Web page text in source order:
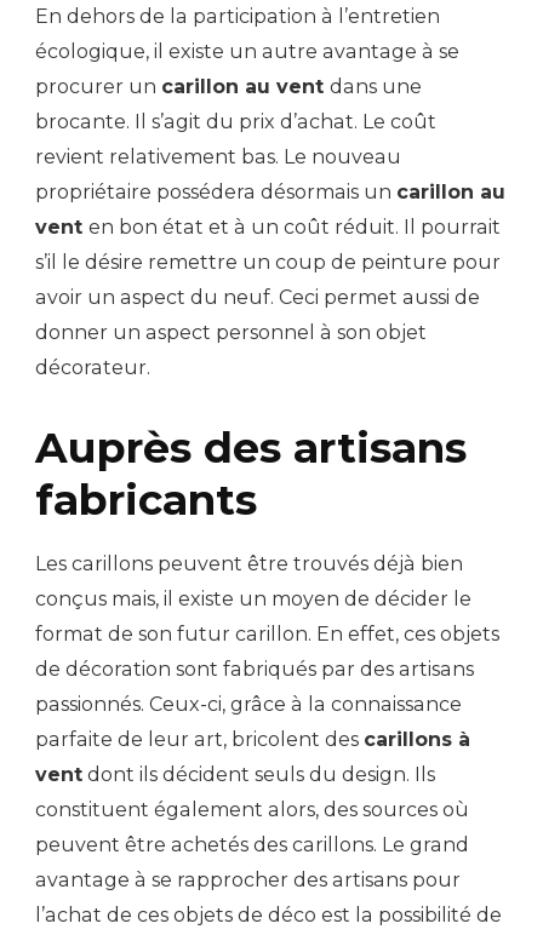
En dehors de la participation à l’entretien
écologique, il existe un autre avantage à se
procurer un carillon au vent dans une
brocante. Il s’agit du prix d’achat. Le coût
revient relativement bas. Le nouveau
propriétaire possédera désormais un carillon au
vent en bon état et à un coût réduit. Il pourrait
s’il le désire remettre un coup de peinture pour
avoir un aspect du neuf. Ceci permet aussi de
donner un aspect personnel à son objet
décorateur.
Auprès des artisans
fabricants
Les carillons peuvent être trouvés déjà bien
conçus mais, il existe un moyen de décider le
format de son futur carillon. En effet, ces objets
de décoration sont fabriqués par des artisans
passionnés. Ceux-ci, grâce à la connaissance
parfaite de leur art, bricolent des carillons à
vent dont ils décident seuls du design. Ils
constituent également alors, des sources où
peuvent être achetés des carillons. Le grand
avantage à se rapprocher des artisans pour
l’achat de ces objets de déco est la possibilité de